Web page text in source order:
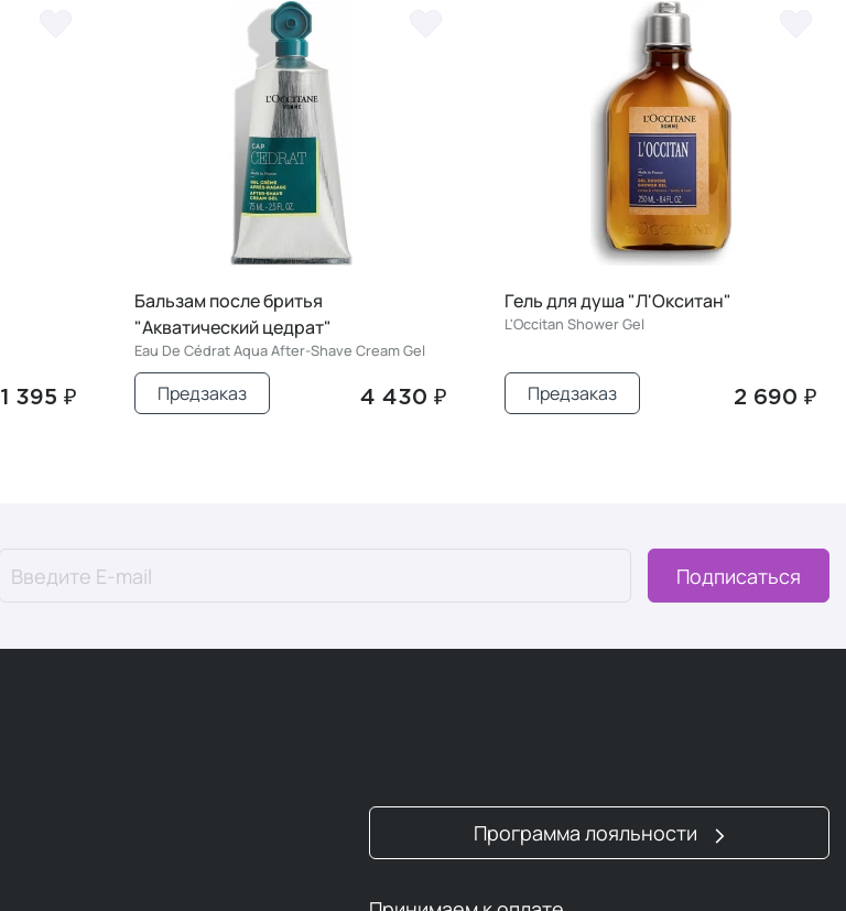
1 395 ₽
Бальзам после бритья
"Акватический цедрат"
Eau De Cédrat Aqua After-Shave Cream Gel
4 430 ₽
Предзаказ
Гель для душа "Л'Окситан"
L'Occitan Shower Gel
2 690 ₽
Предзаказ
Подписаться
Программа лояльности